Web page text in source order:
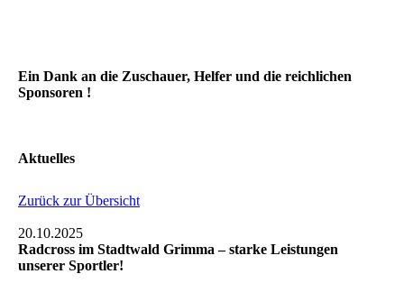
Ein Dank an die Zuschauer, Helfer und die reichlichen
Sponsoren !
Aktuelles
Zurück zur Übersicht
20.10.2025
Radcross im Stadtwald Grimma – starke Leistungen
unserer Sportler!